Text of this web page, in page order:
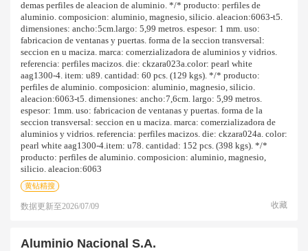
demas perfiles de aleacion de aluminio. */* producto: perfiles de
aluminio. composicion: aluminio, magnesio, silicio. aleacion:6063-t5.
dimensiones: ancho:5cm.largo: 5,99 metros. espesor: 1 mm. uso:
fabricacion de ventanas y puertas. forma de la seccion transversal:
seccion en u maciza. marca: comerzializadora de aluminios y vidrios.
referencia: perfiles macizos. die: ckzara023a.color: pearl white
aag1300-4. item: u89. cantidad: 60 pcs. (129 kgs). */* producto:
perfiles de aluminio. composicion: aluminio, magnesio, silicio.
aleacion:6063-t5. dimensiones: ancho:7,6cm. largo: 5,99 metros.
espesor: 1mm. uso: fabricacion de ventanas y puertas. forma de la
seccion transversal: seccion en u maciza. marca: comerzializadora de
aluminios y vidrios. referencia: perfiles macizos. die: ckzara024a. color:
pearl white aag1300-4.item: u78. cantidad: 152 pcs. (398 kgs). */*
producto: perfiles de aluminio. composicion: aluminio, magnesio,
silicio. aleacion:6063
黄钻精搜
数据更新至2026/07/09 收藏
Aluminio Nacional S.a.